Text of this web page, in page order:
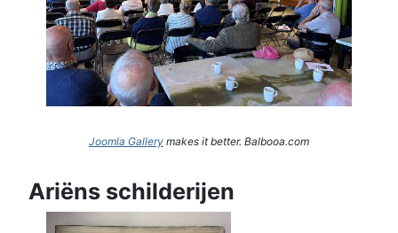
Joomla Gallery makes it better. Balbooa.com
Ariëns schilderijen